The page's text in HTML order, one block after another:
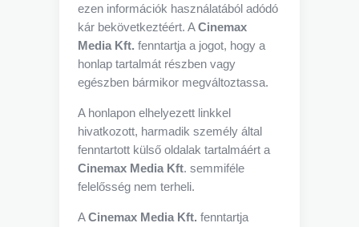
ezen információk használatából adódó
kár bekövetkeztéért. ACinemax
Media Kft. fenntartja a jogot, hogy a
honlap tartalmát részben vagy
egészben bármikor megváltoztassa.
A honlapon elhelyezett linkkel
hivatkozott, harmadik személy által
fenntartott külső oldalak tartalmáért a
Cinemax Media Kft. semmiféle
felelősség nem terheli.
ACinemax Media Kft. fenntartja